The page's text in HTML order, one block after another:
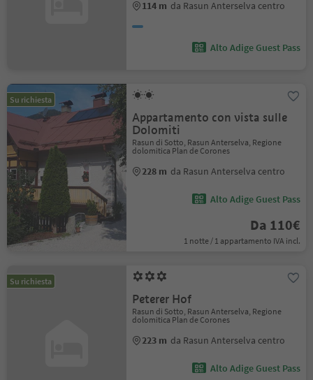
114 m da Rasun Anterselva centro
Alto Adige Guest Pass
Su richiesta
Appartamento con vista sulle
Dolomiti
Rasun di Sotto, Rasun Anterselva, Regione
dolomitica Plan de Corones
228 m da Rasun Anterselva centro
Alto Adige Guest Pass
Da 110€
1 notte / 1 appartamento IVA incl.
Su richiesta
Peterer Hof
Rasun di Sotto, Rasun Anterselva, Regione
dolomitica Plan de Corones
223 m da Rasun Anterselva centro
Alto Adige Guest Pass